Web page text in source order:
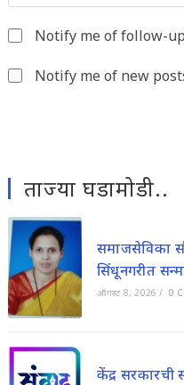
to
comment
URL
Notify me of follow-
Notify me of new
ताज्या घडामोडी..
समाजसेविका
सिंधूनगरीत
ऑगस्ट 8, 2026 / 0
केंद्र सरकारची